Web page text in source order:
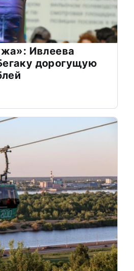
Ивлеева
дорогущую